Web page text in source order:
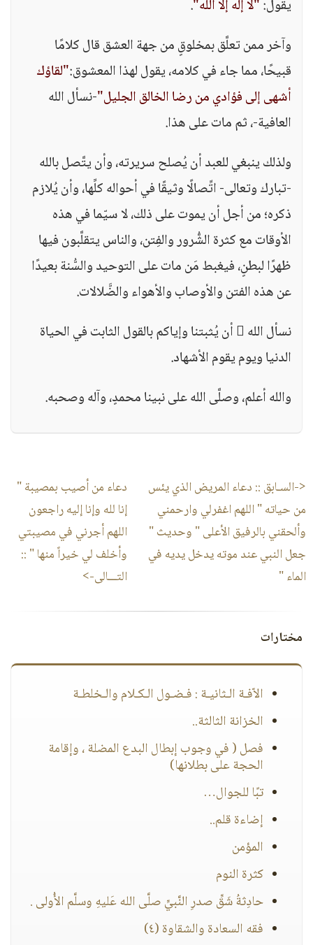
يقول:"لا إله إلا الله".
وآخر ممن تعلَّق بمخلوقٍ من جهة العشق قال كلامًا
قبيحًا، مما جاء في كلامه، يقول لهذا المعشوق:"لقاؤك
أشهى إلى فؤادي من رضا الخالق الجليل"-نسأل الله
العافية-، ثم مات على هذا.
ولذلك ينبغي للعبد أن يُصلح سريرته، وأن يتَّصل بالله
-تبارك وتعالى- اتِّصالًا وثيقًا في أحواله كلِّها، وأن يُلازم
ذكره؛ من أجل أن يموت على ذلك، لا سيّما في هذه
الأوقات مع كثرة الشُّرور والفِتن، والناس يتقلَّبون فيها
ظهرًا لبطنٍ، فيغبط مَن مات على التوحيد والسُّنة بعيدًا
عن هذه الفتن والأوصاب والأهواء والضَّلالات.
نسأل الله  أن يُثبتنا وإياكم بالقول الثابت في الحياة
الدنيا ويوم يقوم الأشهاد.
والله أعلم، وصلَّى الله على نبينا محمدٍ، وآله وصحبه.
<-السـابق :: دعاء المريض الذي يئس
من حياته " اللهم اغفرلي وارحمني
وألحقني بالرفيق الأعلى " وحديث "
جعل النبي عند موته يدخل يديه في
الماء "
دعاء من أصيب بمصيبة "
إنا لله وإنا إليه راجعون
اللهم أجرني في مصيبتي
وأخلف لي خيراً منها " ::
التـــالى->
مختارات
الاّفـة الـثانيـة : فـضـول الـكـلام والـخلطـة
الخزانة الثالثة..
فصل ( في وجوب إبطال البدع المضلة ، وإقامة
الحجة على بطلانها)
تبًا للجوال…
إضاءة قلم..
المؤمن
كثرة النوم
حادِثةُ شَقِّ صدرِ النَّبيِّ صلَّى الله عَليهِ وسلَّم الأُولى .
فقه السعادة والشقاوة (٤)